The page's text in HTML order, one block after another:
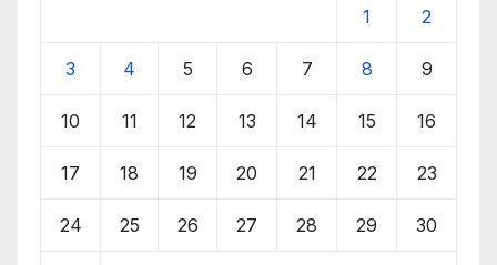
1 2
3 4 5 6 7 8 9
10 11 12 13 14 15 16
17 18 19 20 21 22 23
24 25 26 27 28 29 30